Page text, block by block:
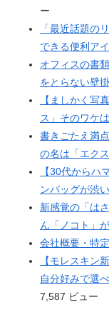
ー
「最近話題の
できる便利ア
オフィスの書
をとらない壁
【ましかく写
ス」そのワケ
書きごたえ満
の名は「エク
【30代からハ
ンバッグが渋い
新感覚の「は
ん「ノコト」
会社概要・特
【モレスキン
自分好みで選
7,587 ビュー